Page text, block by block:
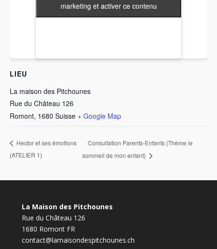
LIEU
La maison des Pitchounes
Rue du Château 126
Romont, 1680 Suisse + Google Map
marketing et activer ce contenu
marketing et activer ce contenu
Hector et ses émotions
(ATELIER 1)
Consultation Parents-Enfants (Thème le
sommeil de mon enfant)
La Maison des Pitchounes
Rue du Château 126
1680 Romont FR
contact@lamaisondespitchounes.ch